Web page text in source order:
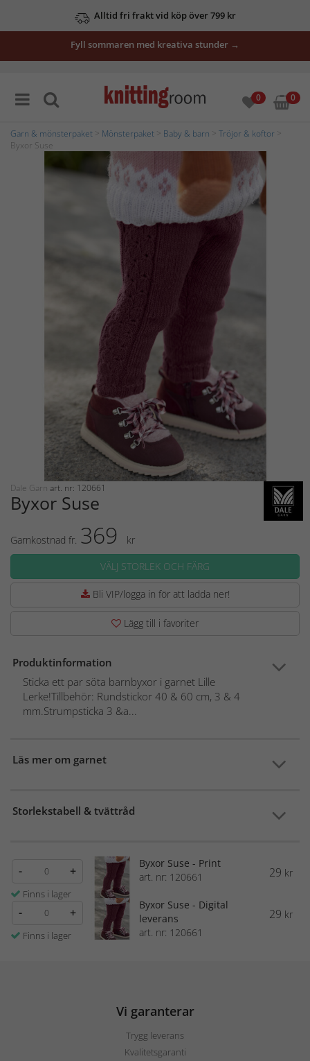
Alltid fri frakt vid köp över 799 kr
Fyll sommaren med kreativa stunder →
0 0
Garn & mönsterpaket Mönsterpaket Baby & barn Tröjor & koftor
Byxor Suse
Dale Garn art. nr: 120661
Byxor Suse
Garnkostnad fr. 369
kr
VÄLJ STORLEK OCH FÄRG
Bli VIP/logga in för att ladda ner!
Lägg till i favoriter
Produktinformation
Sticka ett par söta barnbyxor i garnet Lille
Lerke!Tillbehör: Rundstickor 40 & 60 cm, 3 & 4
mm.Strumpsticka 3 &a...
Läs mer om garnet
Storlekstabell & tvättråd
- +
Finns i lager
Byxor Suse - Print
art. nr: 120661
29 kr
- +
Finns i lager
Byxor Suse - Digital
leverans
art. nr: 120661
29 kr
Vi garanterar
Trygg leverans
Kvalitetsgaranti